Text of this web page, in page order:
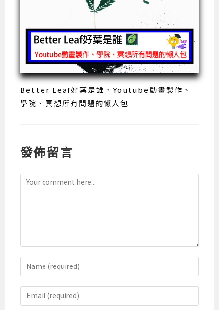
Better Leaf好葉是誰、Youtube動畫製作、
學院、冥想所有問題的懶人包
發佈留言
Comment
Enter
your
name
or
Enter
your